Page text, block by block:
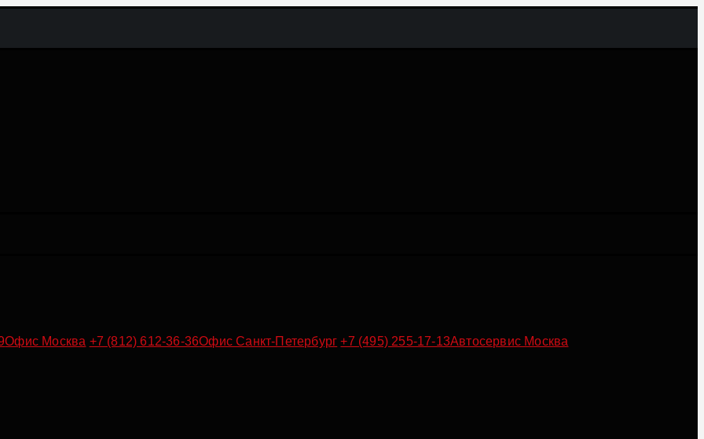
Офис Москва +7 (812) 612-36-36Офис Санкт-Петербург +7 (495) 255-17-13Автосервис Москва